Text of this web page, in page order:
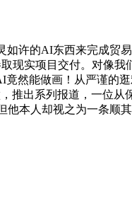
许的AI东西来完成贸
现实项目交付。对像我
然能做画！从严谨的
推出系列报道，一位
本人却视之为一条顺